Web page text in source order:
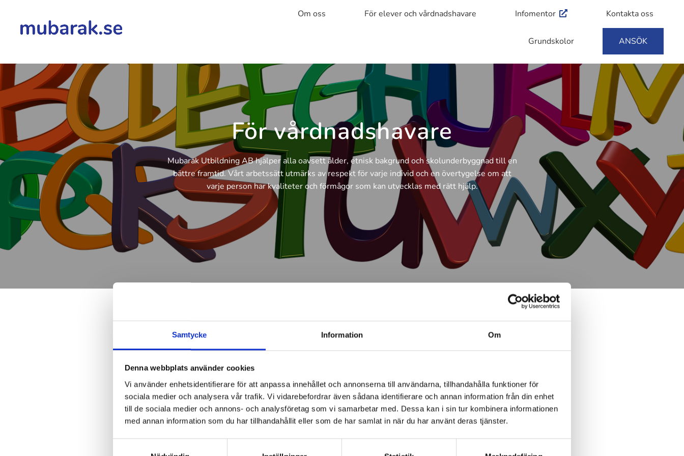
Samtycke Information Om
Denna webbplats använder cookies
Vi använder enhetsidentifierare för att anpassa innehållet och annonserna till användarna, tillhandahålla funktioner för
sociala medier och analysera vår trafik. Vi vidarebefordrar även sådana identifierare och annan information från din enhet
till de sociala medier och annons- och analysföretag som vi samarbetar med. Dessa kan i sin tur kombinera informationen
med annan information som du har tillhandahållit eller som de har samlat in när du har använt deras tjänster.
Om oss För elever och vårdnadshavare Infomentor Kontakta oss
Grundskolor ANSÖK
För vårdnadshavare
Mubarak Utbildning AB hjälper alla oavsett ålder, etnisk bakgrund och skolunderbyggnad till en
bättre framtid. Vårt arbetssätt utmärks av respekt för varje individ och en övertygelse om att
varje person har kvaliteter och förmågor som kan utvecklas med rätt hjälp.
InfoMentor
Läsårstider och lov
Fritidshem
Olycksfallsförsäkring för elever